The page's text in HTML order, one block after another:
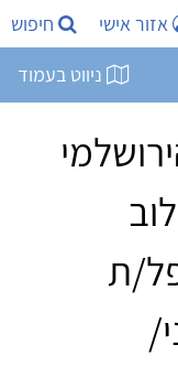
אזור אישי חיפוש
ניווט בעמוד
ת